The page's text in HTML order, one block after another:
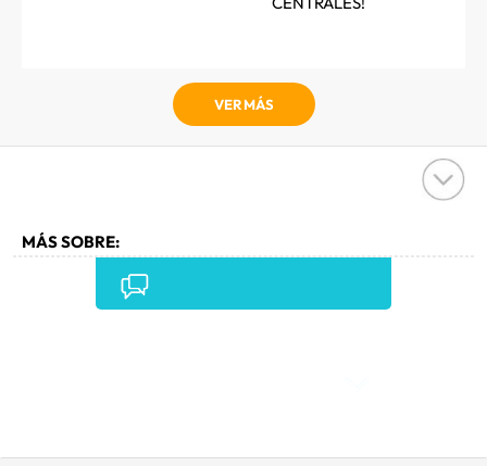
VER MÁS
MÁS SOBRE:
JAMES BOND•DANIEL CRAIG•PIERCE BROSNAN
SEAN CONNERY•
•